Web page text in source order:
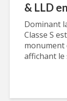
& LLD
Dominant
Classe S
monument
affichant le